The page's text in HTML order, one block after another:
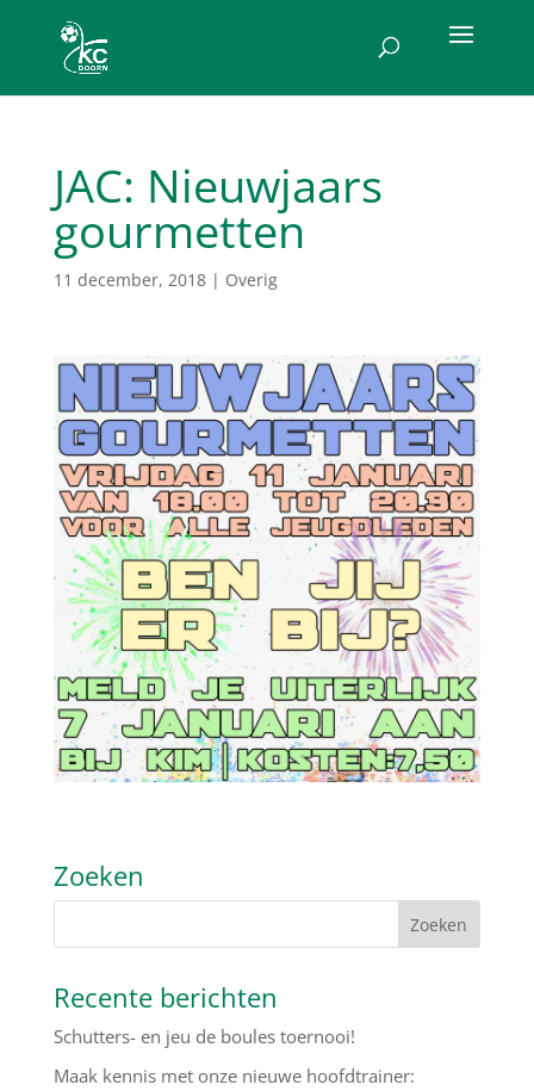
JAC: Nieuwjaars
gourmetten
11 december, 2018| Overig
Zoeken
Recente berichten
Schutters- en jeu de boules toernooi!
Maak kennis met onze nieuwe hoofdtrainer: